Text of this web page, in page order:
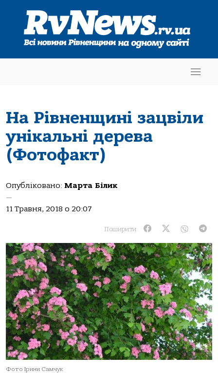
На Рівненщині зацвіли
унікальні дерева
(Фотофакт)
Опубліковано: Марта Білик
—
11 Травня, 2018 о 20:07
Поширити:
Фото Ірини Самчук